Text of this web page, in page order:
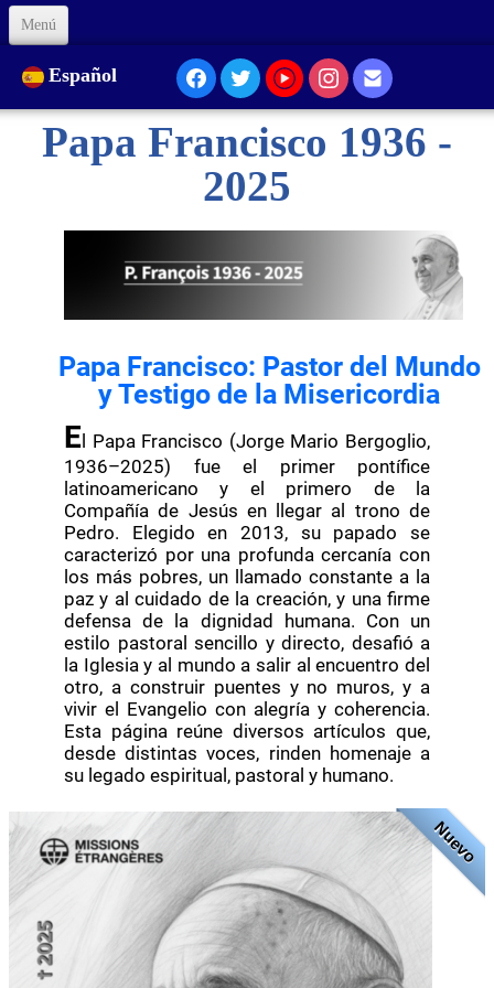
Menú
Inicio
Sobre Nosotros
Nuestra Presencia...
Animación
Enlaces
Apóyenos
Código de Ética
Contacto
Español
Papa Francisco 1936 -
2025
Papa Francisco: Pastor del Mundo
y Testigo de la Misericordia
E l Papa Francisco (Jorge Mario Bergoglio,
1936–2025) fue el primer pontífice
latinoamericano y el primero de la
Compañía de Jesús en llegar al trono de
Pedro. Elegido en 2013, su papado se
caracterizó por una profunda cercanía con
los más pobres, un llamado constante a la
paz y al cuidado de la creación, y una firme
defensa de la dignidad humana. Con un
estilo pastoral sencillo y directo, desafió a
la Iglesia y al mundo a salir al encuentro del
otro, a construir puentes y no muros, y a
vivir el Evangelio con alegría y coherencia.
Esta página reúne diversos artículos que,
desde distintas voces, rinden homenaje a
su legado espiritual, pastoral y humano.
Nuevo
Nuevo